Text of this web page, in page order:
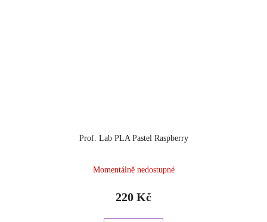
Prof. Lab PLA Pastel Raspberry
Momentálně nedostupné
220 Kč